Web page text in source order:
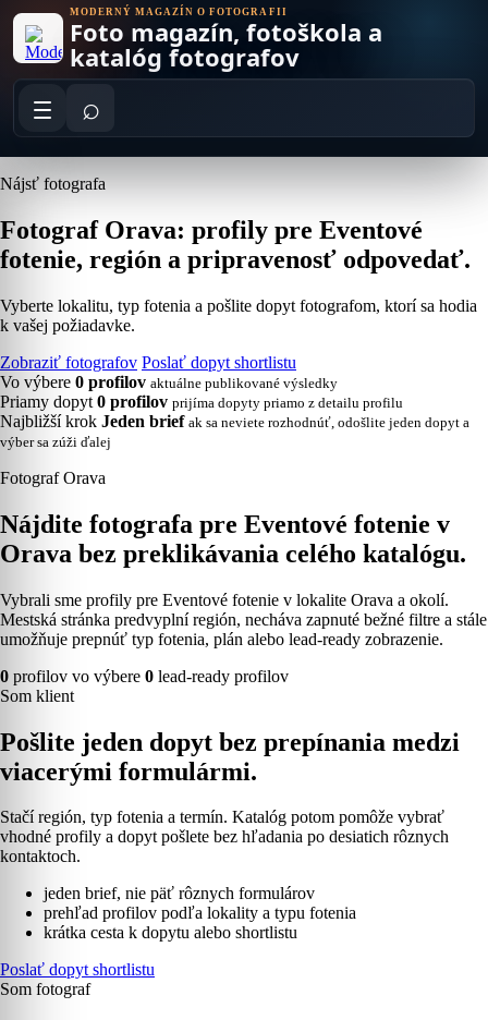
content
MODERNÝ MAGAZÍN O FOTOGRAFII
Foto magazín, fotoškola a
katalóg fotografov
⌕
Nájsť fotografa
Fotograf Orava: profily pre Eventové
fotenie, región a pripravenosť odpovedať.
Vyberte lokalitu, typ fotenia a pošlite dopyt fotografom, ktorí sa hodia
k vašej požiadavke.
Zobraziť fotografov Poslať dopyt shortlistu
Vo výbere 0 profilov aktuálne publikované výsledky
Priamy dopyt 0 profilov prijíma dopyty priamo z detailu profilu
Najbližší krok Jeden brief ak sa neviete rozhodnúť, odošlite jeden dopyt a
výber sa zúži ďalej
Fotograf Orava
Nájdite fotografa pre Eventové fotenie v
Orava bez preklikávania celého katalógu.
Vybrali sme profily pre Eventové fotenie v lokalite Orava a okolí.
Mestská stránka predvyplní región, necháva zapnuté bežné filtre a stále
umožňuje prepnúť typ fotenia, plán alebo lead-ready zobrazenie.
0 profilov vo výbere 0 lead-ready profilov
Som klient
Pošlite jeden dopyt bez prepínania medzi
viacerými formulármi.
Stačí región, typ fotenia a termín. Katalóg potom pomôže vybrať
vhodné profily a dopyt pošlete bez hľadania po desiatich rôznych
kontaktoch.
jeden brief, nie päť rôznych formulárov
prehľad profilov podľa lokality a typu fotenia
krátka cesta k dopytu alebo shortlistu
Poslať dopyt shortlistu
Som fotograf